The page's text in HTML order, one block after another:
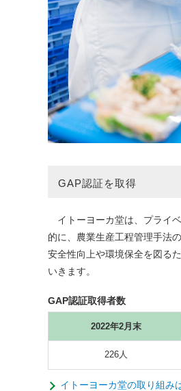
GAP認証を取得
イトーヨーカ堂は、プライ
的に、農業生産工程管理手法
安全性向上や環境保全を図る
いきます。
GAP認証取得者数
2022年2月末
226人
イトーヨーカ堂の取り組み